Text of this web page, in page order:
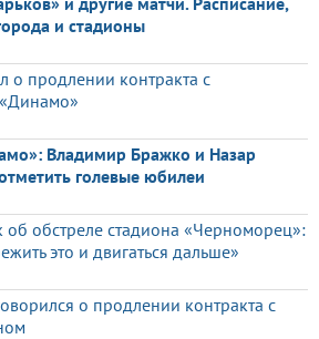
и стадионы
о продлении контракта с
Владимир Бражко и Назар
голевые юбилеи
об обстреле стадиона «Черноморец»:
это и двигаться дальше»
о продлении контракта с